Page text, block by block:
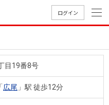
ログイン
目19番8号
「広尾 」駅 徒歩12分